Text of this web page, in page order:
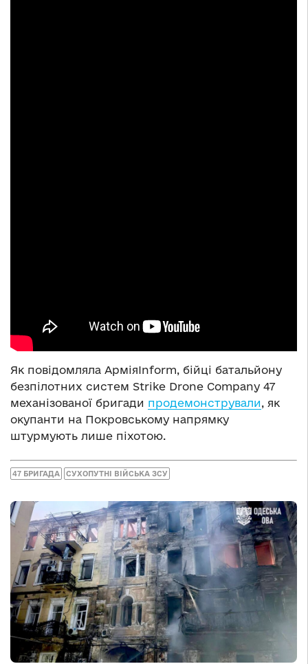
Як повідомляла АрміяInform, бійці батальйону
безпілотних систем Strike Drone Company 47
механізованої бригади продемонстрували, як
окупанти на Покровському напрямку
штурмують лише піхотою.
47 БРИГАДА СУХОПУТНІ ВІЙСЬКА ЗСУ